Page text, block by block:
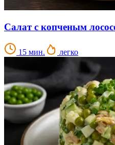
Салат с копченым
15 мин. легко